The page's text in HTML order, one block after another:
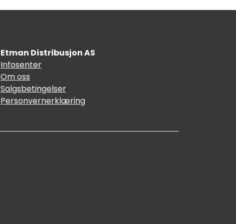
Etman Distribusjon AS
Infosenter
Om oss
Salgsbetingelser
Personvernerklæring